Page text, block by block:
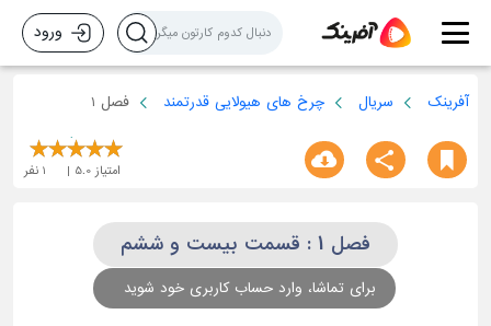
ورود
آفرینک سریال چرخ های هیولایی قدرتمند فصل 1
امتیاز 5.0
1 نفر
فصل 1 : قسمت بیست و ششم
برای تماشا، وارد حساب کاربری خود شوید